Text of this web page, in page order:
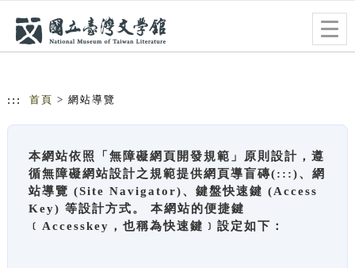
::: 首頁 > 網站導覽
本網站依照「無障礙網頁開發規範」原則設計，遵
循無障礙網站設計之規範提供網頁導盲磚(:::)、網
站導覽 (Site Navigator)、鍵盤快速鍵 (Access
Key) 等設計方式。 本網站的便捷鍵
﹝Accesskey，也稱為快速鍵﹞設定如下：